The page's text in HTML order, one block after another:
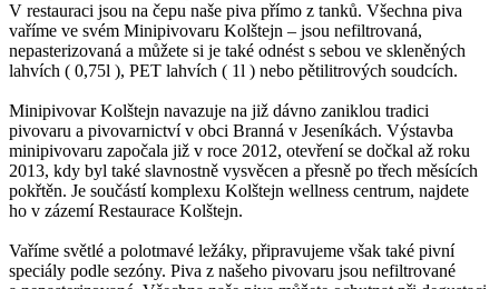
V restauraci jsou na čepu naše piva přímo z tanků. Všechna piva
vaříme ve svém Minipivovaru Kolštejn – jsou nefiltrovaná,
nepasterizovaná a můžete si je také odnést s sebou ve skleněných
lahvích ( 0,75l ), PET lahvích ( 1l ) nebo pětilitrových soudcích.
Minipivovar Kolštejn navazuje na již dávno zaniklou tradici
pivovaru a pivovarnictví v obci Branná v Jeseníkách. Výstavba
minipivovaru započala již v roce 2012, otevření se dočkal až roku
2013, kdy byl také slavnostně vysvěcen a přesně po třech měsících
pokřtěn. Je součástí komplexu Kolštejn wellness centrum, najdete
ho v zázemí Restaurace Kolštejn.
Vaříme světlé a polotmavé ležáky, připravujeme však také pivní
speciály podle sezóny. Piva z našeho pivovaru jsou nefiltrované